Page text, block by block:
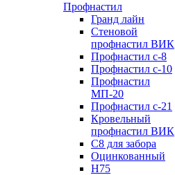
Профнастил
Гранд лайн
Стеновой
профнастил ВИК
Профнастил с-8
Профнастил с-10
Профнастил
МП-20
Профнастил с-21
Кровельный
профнастил ВИК
С8 для забора
Оцинкованный
Н75